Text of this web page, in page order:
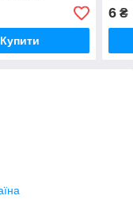
Купити
6 ₴